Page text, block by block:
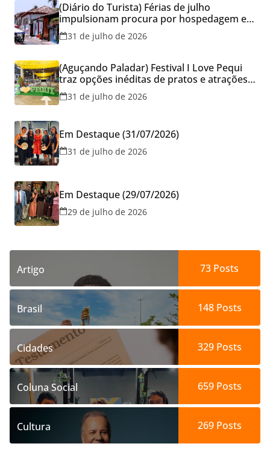
(Diário do Turista) Férias de julho
impulsionam procura por hospedagem em
Goiás e reforçam cuidados na hora de
reservar viagens
31 de julho de 2026
(Aguçando Paladar) Festival I Love Pequi
traz opções inéditas de pratos e atrações
gratuitas no fim de semana dos Pais em
Goiânia
31 de julho de 2026
Em Destaque (31/07/2026)
31 de julho de 2026
Em Destaque (29/07/2026)
29 de julho de 2026
Artigo 73 Posts
Brasil 148Posts
Cidades 329Posts
Coluna Social 659Posts
Cultura 269Posts